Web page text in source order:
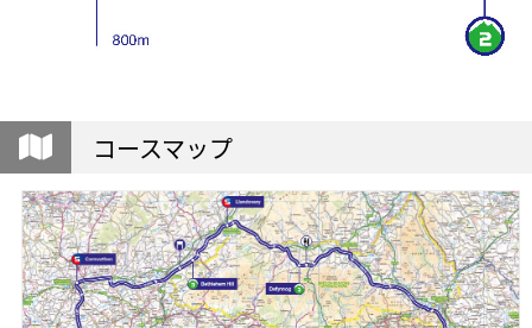
コースマップ